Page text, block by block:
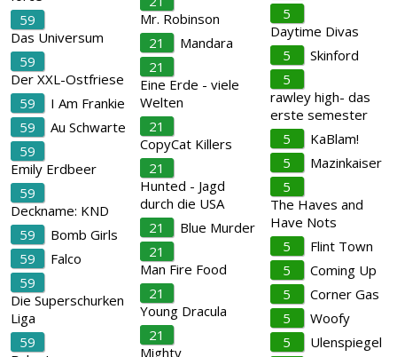
59
Das Universum
59
Der XXL-Ostfriese
59
I Am Frankie
59
Au Schwarte
59
Emily Erdbeer
59
Deckname: KND
59
Bomb Girls
59
Falco
59
Die Superschurken
Liga
59
Mr. Robinson
21
Mandara
21
Eine Erde - viele
Welten
21
CopyCat Killers
21
Hunted - Jagd
durch die USA
21
Blue Murder
21
Man Fire Food
21
Young Dracula
21
Mighty
5
Daytime Divas
5
Skinford
5
rawley high- das
erste semester
5
KaBlam!
5
Mazinkaiser
5
The Haves and
Have Nots
5
Flint Town
5
Coming Up
5
Corner Gas
5
Woofy
5
Ulenspiegel